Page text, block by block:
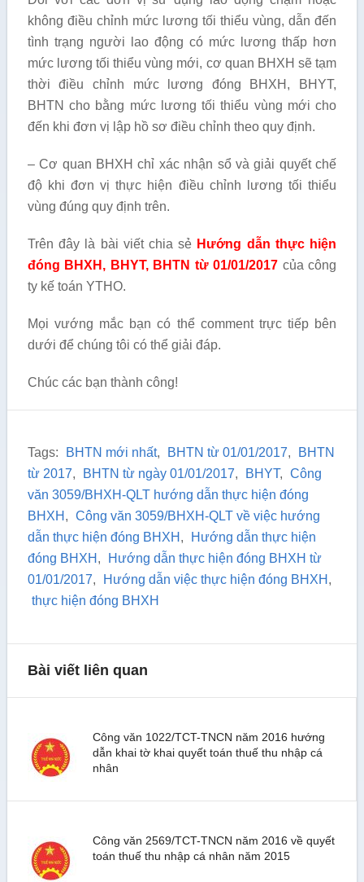
không điều chỉnh mức lương tối thiểu vùng, dẫn đến
tình trạng người lao động có mức lương thấp hơn
mức lương tối thiểu vùng mới, cơ quan BHXH sẽ tạm
thời điều chỉnh mức lương đóng BHXH, BHYT,
BHTN cho bằng mức lương tối thiểu vùng mới cho
đến khi đơn vị lập hồ sơ điều chỉnh theo quy định.
– Cơ quan BHXH chỉ xác nhận sổ và giải quyết chế
độ khi đơn vị thực hiện điều chỉnh lương tối thiểu
vùng đúng quy định trên.
Trên đây là bài viết chia sẻ Hướng dẫn thực hiện
đóng BHXH, BHYT, BHTN từ 01/01/2017 của công
ty kế toán YTHO.
Mọi vướng mắc bạn có thể comment trực tiếp bên
dưới để chúng tôi có thể giải đáp.
Chúc các bạn thành công!
Tags: BHTN mới nhất, BHTN từ 01/01/2017,
BHTN
từ 2017, BHTN từ ngày 01/01/2017, BHYT, Công
văn 3059/BHXH-QLT hướng dẫn thực hiện đóng
BHXH , Công văn 3059/BHXH-QLT về việc hướng
dẫn thực hiện đóng BHXH ,
Hướng dẫn thực hiện
đóng BHXH ,
Hướng dẫn thực hiện đóng BHXH từ
01/01/2017, Hướng dẫn việc thực hiện đóng BHXH ,
thực hiện đóng BHXH
Bài viết liên quan
Công văn 1022/TCT-TNCN năm 2016 hướng
dẫn khai tờ khai quyết toán thuế thu nhập cá
nhân
Công văn 2569/TCT-TNCN năm 2016 về quyết
toán thuế thu nhập cá nhân năm 2015